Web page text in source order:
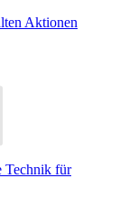
Aktionen
Technik für